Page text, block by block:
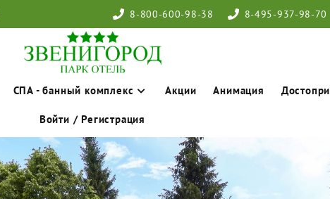
8-800-600-98-38 8-495-937-98-70
СПА - банный комплекс Акции Анимация
Войти / Регистрация